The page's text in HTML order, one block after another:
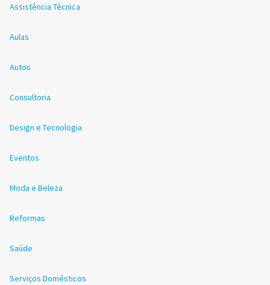
Assistência Técnica
Aulas
Autos
Consultoria
Design e Tecnologia
Eventos
Moda e Beleza
Reformas
Saúde
Serviços Domésticos